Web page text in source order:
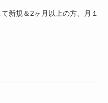
新規＆2ヶ月以上の方、月１